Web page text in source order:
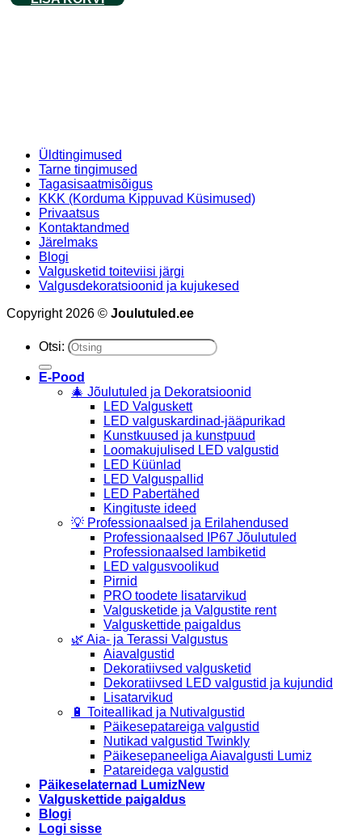
Üldtingimused
Tarne tingimused
Tagasisaatmisõigus
KKK (Korduma Kippuvad Küsimused)
Privaatsus
Kontaktandmed
Järelmaks
Blogi
Valgusketid toiteviisi järgi
Valgusdekoratsioonid ja kujukesed
Copyright 2026 © Joulutuled.ee
Otsi:
E-Pood
🎄 Jõulutuled ja Dekoratsioonid
LED Valguskett
LED valguskardinad-jääpurikad
Kunstkuused ja kunstpuud
Loomakujulised LED valgustid
LED Küünlad
LED Valguspallid
LED Pabertähed
Kingituste ideed
💡 Professionaalsed ja Erilahendused
Professionaalsed IP67 Jõulutuled
Professionaalsed lambiketid
LED valgusvoolikud
Pirnid
PRO toodete lisatarvikud
Valgusketide ja Valgustite rent
Valguskettide paigaldus
🌿 Aia- ja Terassi Valgustus
Aiavalgustid
Dekoratiivsed valgusketid
Dekoratiivsed LED valgustid ja kujundid
Lisatarvikud
🔋 Toiteallikad ja Nutivalgustid
Päikesepatareiga valgustid
Nutikad valgustid Twinkly
Päikesepaneeliga Aiavalgusti Lumiz
Patareidega valgustid
Päikeselaternad Lumiz
Valguskettide paigaldus
Blogi
Logi sisse